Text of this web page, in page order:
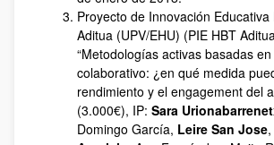
Proyecto de Innovación Educativa
Aditua (UPV/EHU) (PIE HBT
“Metodologías activas basadas
colaborativo: ¿en qué medida
rendimiento y el engagement del
(3.000€), IP: Sara
Domingo García, Leire San Jose,